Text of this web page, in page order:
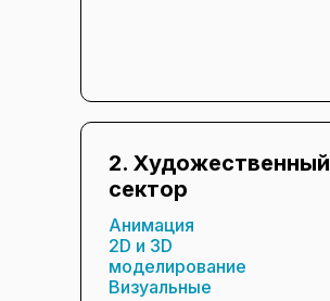
Анимация
2D и 3D
моделирование
Визуальные
2. Художественный
сектор